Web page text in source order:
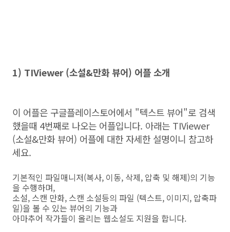
1) TIViewer (소설&만화 뷰어) 어플 소개
이 어플은 구글플레이스토어에서 "텍스트 뷰어"로 검색
했을때 4번째로 나오는 어플입니다. 아래는 TIViewer
(소설&만화 뷰어) 어플에 대한 자세한 설명이니 참고하
세요.
기본적인 파일매니저(복사, 이동, 삭제, 압축 및 해제)의 기능
을 수행하며,
소설, 스캔 만화, 스캔 소설등의 파일 (텍스트, 이미지, 압축파
일)을 볼 수 있는 뷰어의 기능과
아마추어 작가들이 올리는 웹소설도 지원을 합니다.